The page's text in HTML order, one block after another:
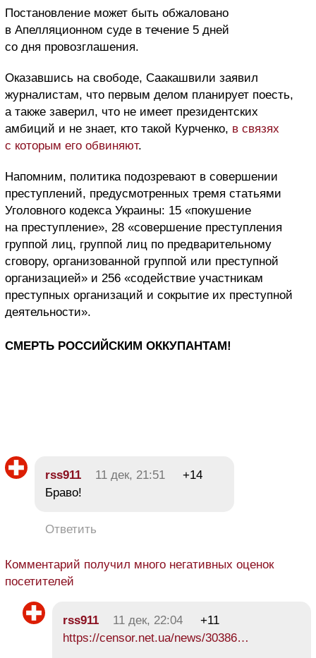
Постановление может быть обжаловано
в Апелляционном суде в течение 5 дней
со дня провозглашения.
Оказавшись на свободе, Саакашвили заявил
журналистам, что первым делом планирует поесть,
а также заверил, что не имеет президентских
амбиций и не знает, кто такой Курченко, в связях
с которым его обвиняют.
Напомним, политика подозревают в совершении
преступлений, предусмотренных тремя статьями
Уголовного кодекса Украины: 15 «покушение
на преступление», 28 «совершение преступления
группой лиц, группой лиц по предварительному
сговору, организованной группой или преступной
организацией» и 256 «содействие участникам
преступных организаций и сокрытие их преступной
деятельности».
СМЕРТЬ РОССИЙСКИМ ОККУПАНТАМ!
rss911 11 дек, 21:51
+14
Браво!
Ответить
Комментарий получил много негативных оценок
посетителей
rss911 11 дек, 22:04
+11
https://censor.net.ua/news/30386…